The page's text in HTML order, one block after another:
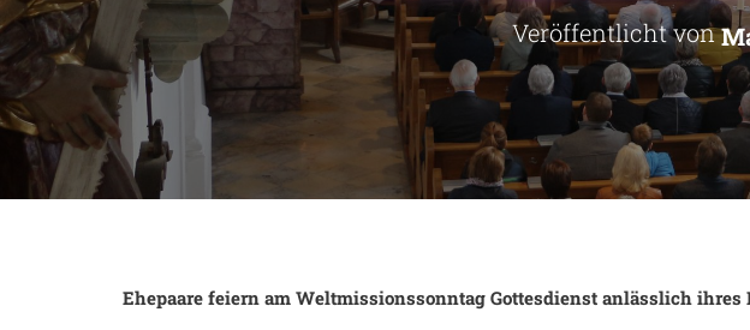
Veröffentlicht von
Ehepaare feiern am Weltmissionssonntag Gottesdienst anlässlich ihres